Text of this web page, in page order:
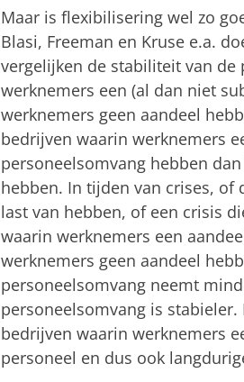
Maar is flexibilisering wel zo
Blasi, Freeman en Kruse e.a.
vergelijken de stabiliteit van
werknemers een (al dan niet
werknemers geen aandeel
bedrijven waarin werknemers
personeelsomvang hebben
hebben. In tijden van crises, of
last van hebben, of een crisis
waarin werknemers een
werknemers geen aandeel
personeelsomvang neemt
personeelsomvang is
bedrijven waarin werknemers
personeel en dus ook